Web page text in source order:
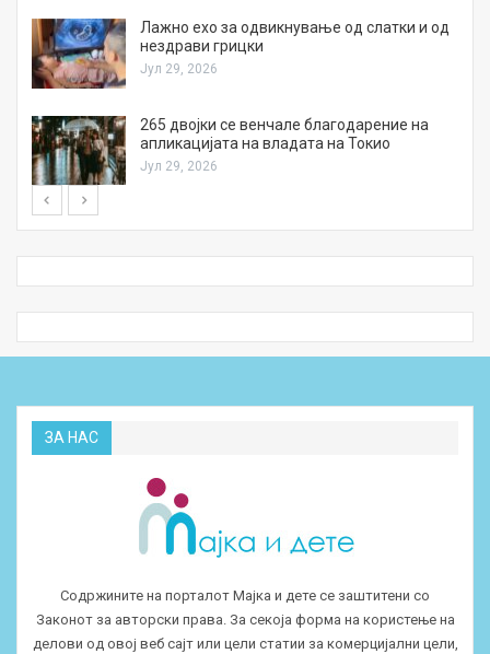
Лажно ехо за одвикнување од слатки и од
нездрави грицки
Јул 29, 2026
265 двојки се венчале благодарение на
апликацијата на владата на Токио
Јул 29, 2026
ЗА НАС
Содржините на порталот Мајка и дете се заштитени со
Законот за авторски права. За секоја форма на користење на
делови од овој веб сајт или цели статии за комерцијални цели,